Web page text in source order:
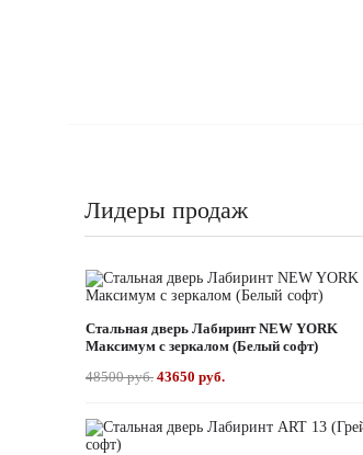
Лидеры продаж
Стальная дверь Лабиринт NEW YORK
Максимум с зеркалом (Белый софт)
48500 руб. 43650 руб.